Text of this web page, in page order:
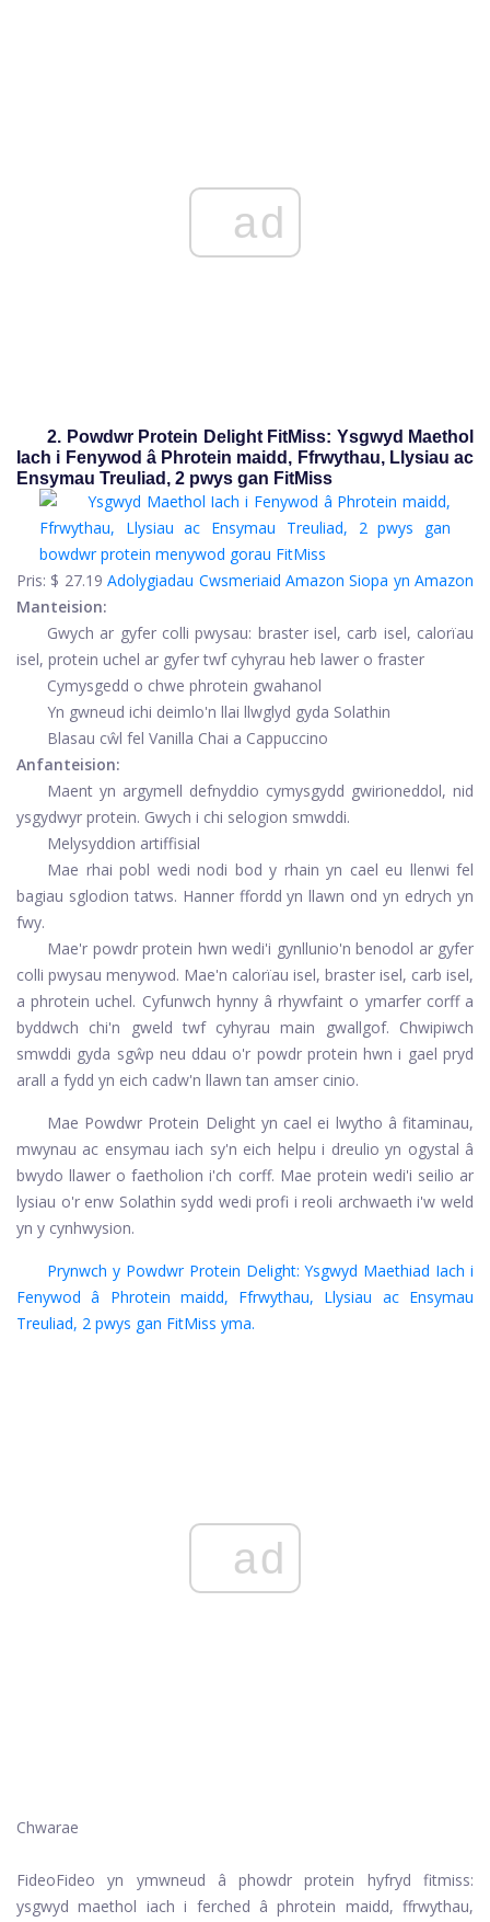
ad
2. Powdwr Protein Delight FitMiss: Ysgwyd Maethol
Iach i Fenywod â Phrotein maidd, Ffrwythau, Llysiau ac
Ensymau Treuliad, 2 pwys gan FitMiss
Pris: $ 27.19 Adolygiadau Cwsmeriaid Amazon Siopa yn Amazon
Manteision:
Gwych ar gyfer colli pwysau: braster isel, carb isel, calorïau
isel, protein uchel ar gyfer twf cyhyrau heb lawer o fraster
Cymysgedd o chwe phrotein gwahanol
Yn gwneud ichi deimlo'n llai llwglyd gyda Solathin
Blasau cŵl fel Vanilla Chai a Cappuccino
Anfanteision:
Maent yn argymell defnyddio cymysgydd gwirioneddol, nid
ysgydwyr protein. Gwych i chi selogion smwddi.
Melysyddion artiffisial
Mae rhai pobl wedi nodi bod y rhain yn cael eu llenwi fel
bagiau sglodion tatws. Hanner ffordd yn llawn ond yn edrych yn
fwy.
Mae'r powdr protein hwn wedi'i gynllunio'n benodol ar gyfer
colli pwysau menywod. Mae'n calorïau isel, braster isel, carb isel,
a phrotein uchel. Cyfunwch hynny â rhywfaint o ymarfer corff a
byddwch chi'n gweld twf cyhyrau main gwallgof. Chwipiwch
smwddi gyda sgŵp neu ddau o'r powdr protein hwn i gael pryd
arall a fydd yn eich cadw'n llawn tan amser cinio.
Mae Powdwr Protein Delight yn cael ei lwytho â fitaminau,
mwynau ac ensymau iach sy'n eich helpu i dreulio yn ogystal â
bwydo llawer o faetholion i'ch corff. Mae protein wedi'i seilio ar
lysiau o'r enw Solathin sydd wedi profi i reoli archwaeth i'w weld
yn y cynhwysion.
Prynwch y Powdwr Protein Delight: Ysgwyd Maethiad Iach i
Fenywod â Phrotein maidd, Ffrwythau, Llysiau ac Ensymau
Treuliad, 2 pwys gan FitMiss yma.
ad
Chwarae
FideoFideo yn ymwneud â phowdr protein hyfryd fitmiss:
ysgwyd maethol iach i ferched â phrotein maidd, ffrwythau,